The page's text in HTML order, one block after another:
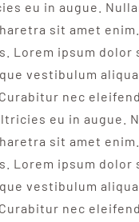
eu in augue.
sit amet
Lorem ipsum
vestibulum
nec
eu in augue.
sit amet
Lorem ipsum
vestibulum
nec